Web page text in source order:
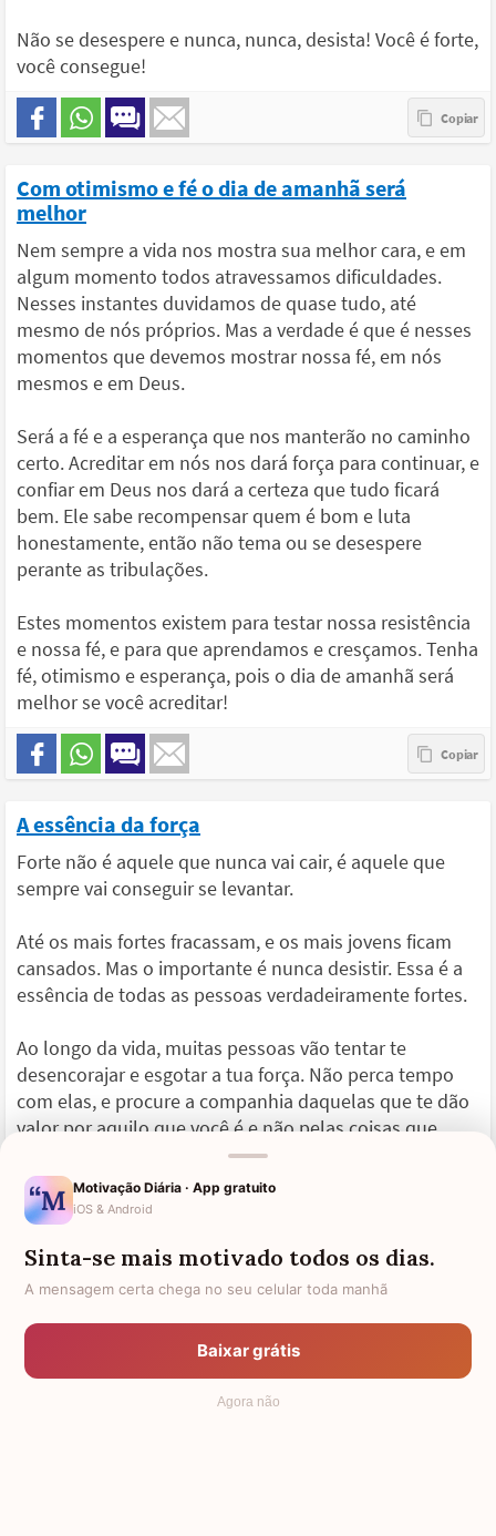
Não se desespere e nunca, nunca, desista! Você é forte,
você consegue!
Com otimismo e fé o dia de amanhã será
melhor
Nem sempre a vida nos mostra sua melhor cara, e em
algum momento todos atravessamos dificuldades.
Nesses instantes duvidamos de quase tudo, até
mesmo de nós próprios. Mas a verdade é que é nesses
momentos que devemos mostrar nossa fé, em nós
mesmos e em Deus.
Será a fé e a esperança que nos manterão no caminho
certo. Acreditar em nós nos dará força para continuar, e
confiar em Deus nos dará a certeza que tudo ficará
bem. Ele sabe recompensar quem é bom e luta
honestamente, então não tema ou se desespere
perante as tribulações.
Estes momentos existem para testar nossa resistência
e nossa fé, e para que aprendamos e cresçamos. Tenha
fé, otimismo e esperança, pois o dia de amanhã será
melhor se você acreditar!
A essência da força
Forte não é aquele que nunca vai cair, é aquele que
sempre vai conseguir se levantar.
Até os mais fortes fracassam, e os mais jovens ficam
cansados. Mas o importante é nunca desistir. Essa é a
essência de todas as pessoas verdadeiramente fortes.
Ao longo da vida, muitas pessoas vão tentar te
desencorajar e esgotar a tua força. Não perca tempo
com elas, e procure a companhia daquelas que te dão
valor por aquilo que você é e não pelas coisas que
você tem. Essas pessoas serão a tua força.
O Verdadeiro Otimista
dar certo não por presunção, mas simplesmente por
acreditar que a força que define o que vai dar certo ou
errado em sua vida está em seu interior, em suas
Motivação Diária · App gratuito
iOS & Android
Sinta-se mais motivado todos os dias.
A mensagem certa chega no seu celular toda manhã
Baixar grátis
Agora não